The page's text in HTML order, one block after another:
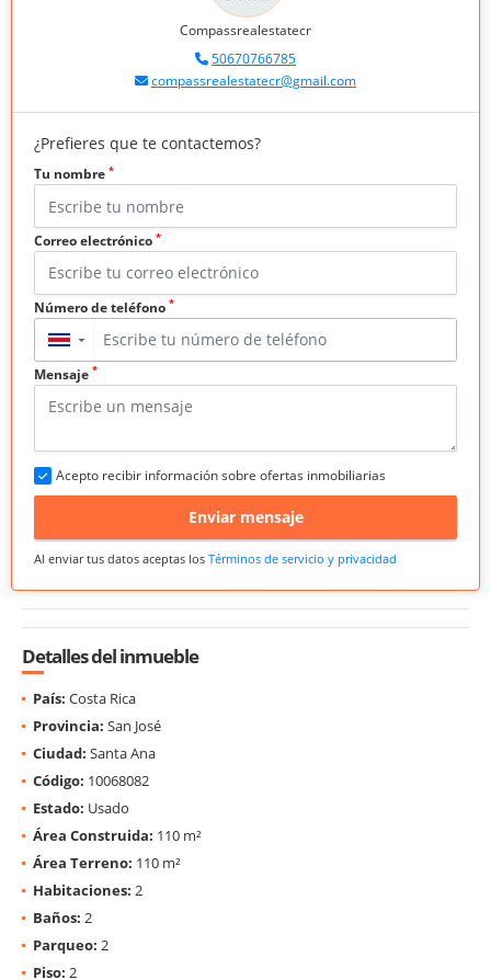
Compassrealestatecr
50670766785
compassrealestatecr@gmail.com
¿Prefieres que te contactemos?
Tu nombre *
Correo electrónico *
Número de teléfono *
▼
Mensaje *
Acepto recibir información sobre ofertas inmobiliarias
Enviar mensaje
Al enviar tus datos aceptas los Términos de servicio y privacidad
Detalles del inmueble
País: Costa Rica
Provincia: San José
Ciudad: Santa Ana
Código: 10068082
Estado: Usado
Área Construida: 110 m²
Área Terreno: 110 m²
Habitaciones: 2
Baños: 2
Parqueo: 2
Piso: 2